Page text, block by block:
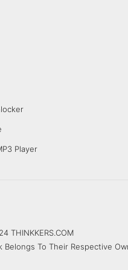
Player
THINKKERS.COM
Belongs To Their Respective